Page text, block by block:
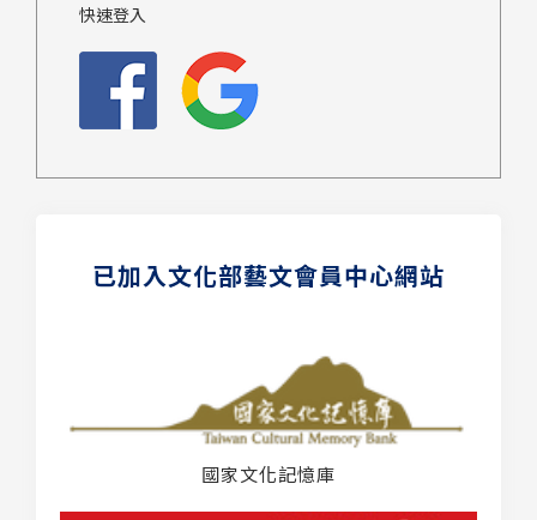
快速登入
已加入文化部藝文會員中心網站
國家文化記憶庫